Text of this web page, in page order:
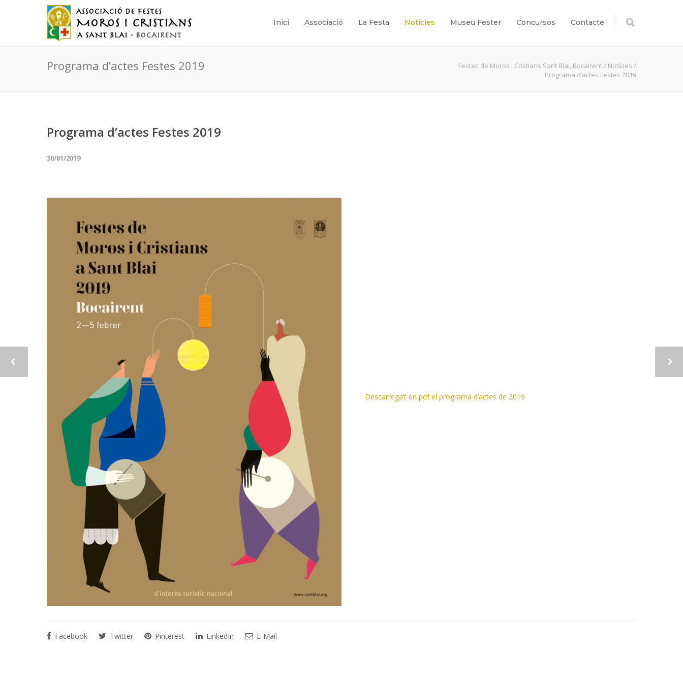
Inici Associació La Festa Notícies Museu Fester Concursos Contacte
Programa d’actes Festes 2019 Festes de Moros i Cristians Sant Blai, Bocairent/ Notícies /
Programa d’actes Festes 2019
Programa d’actes Festes 2019
30/01/2019
Descarrega’t en pdf el programa d’actes de 2019
Facebook Twitter Pinterest LinkedIn E-Mail